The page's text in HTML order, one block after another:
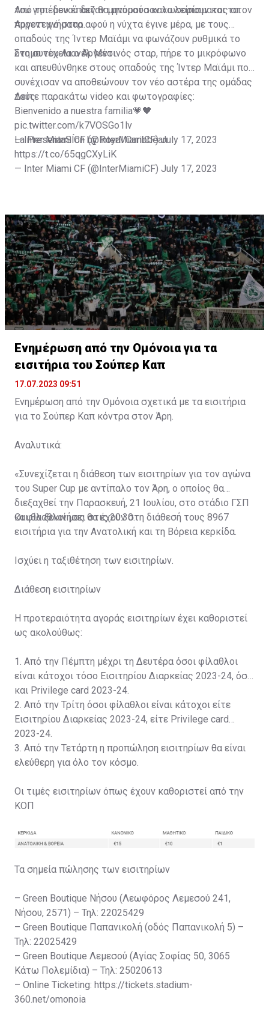
του γηπέδου έπαιζαν μηνύματα καλωσορίσματος στον
Αργεντινό σταρ.
Από το... μενού δεν θα μπορούσαν να λείπουν και τα
πυροτεχνήματα αφού η νύχτα έγινε μέρα, με τους
οπαδούς της Ίντερ Μαϊάμι να φωνάζουν ρυθμικά το
όνομα του Λιονέλ Μέσι.
Στη συνέχεια ο Αργεντινός σταρ, πήρε το μικρόφωνο
και απευθύνθηκε στους οπαδούς της Ίντερ Μαϊάμι που
συνέχισαν να αποθεώνουν τον νέο αστέρα της ομάδας
τους.
Δείτε παρακάτω video και φωτογραφίες:
Bienvenido a nuestra familia💗🖤
pic.twitter.com/k7VOSGo1lv
— Inter Miami CF (@InterMiamiCF)July 17, 2023
La PresentaSÍon by Royal Caribbean
https://t.co/65qgCXyLiK
— Inter Miami CF (@InterMiamiCF) July 17, 2023
Ενημέρωση από την Ομόνοια για τα
εισιτήρια του Σούπερ Καπ
17.07.2023 09:51
Ενημέρωση από την Ομόνοια σχετικά με τα εισιτήρια
για το Σούπερ Καπ κόντρα στον Άρη.
Αναλυτικά:
«Συνεχίζεται η διάθεση των εισιτηρίων για τον αγώνα
του Super Cup με αντίπαλο τον Άρη, ο οποίος θα
διεξαχθεί την Παρασκευή, 21 Ιουλίου, στο στάδιο ΓΣΠ
και θα ξεκινήσει στις 20:30.
Οι φίλαθλοί μας θα έχουν στη διάθεσή τους 8967
εισιτήρια για την Ανατολική και τη Βόρεια κερκίδα.
Ισχύει η ταξιθέτηση των εισιτηρίων.
Διάθεση εισιτηρίων
Η προτεραιότητα αγοράς εισιτηρίων έχει καθοριστεί
ως ακολούθως:
1. Από την Πέμπτη μέχρι τη Δευτέρα όσοι φίλαθλοι
είναι κάτοχοι τόσο Εισιτηρίου Διαρκείας 2023-24, όσο
και Privilege card 2023-24.
2. Από την Τρίτη όσοι φίλαθλοι είναι κάτοχοι είτε
Εισιτηρίου Διαρκείας 2023-24, είτε Privilege card
2023-24.
3. Από την Τετάρτη η προπώληση εισιτηρίων θα είναι
ελεύθερη για όλο τον κόσμο.
Οι τιμές εισιτηρίων όπως έχουν καθοριστεί από την
ΚΟΠ
Τα σημεία πώλησης των εισιτηρίων
– Green Boutique Νήσου (Λεωφόρος Λεμεσού 241,
Νήσου, 2571) – Τηλ: 22025429
– Green Boutique Παπανικολή (οδός Παπανικολή 5) –
Τηλ: 22025429
– Green Boutique Λεμεσού (Αγίας Σοφίας 50, 3065
Κάτω Πολεμίδια) – Τηλ: 25020613
– Online Ticketing: https://tickets.stadium-
360.net/omonoia